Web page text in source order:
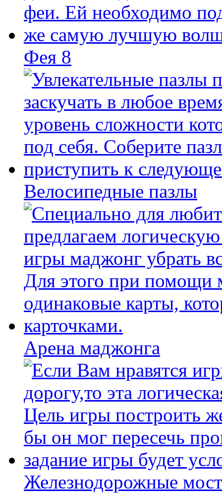
Фея 8
Велосипедные пазлы
Арена маджонга
Железнодорожные